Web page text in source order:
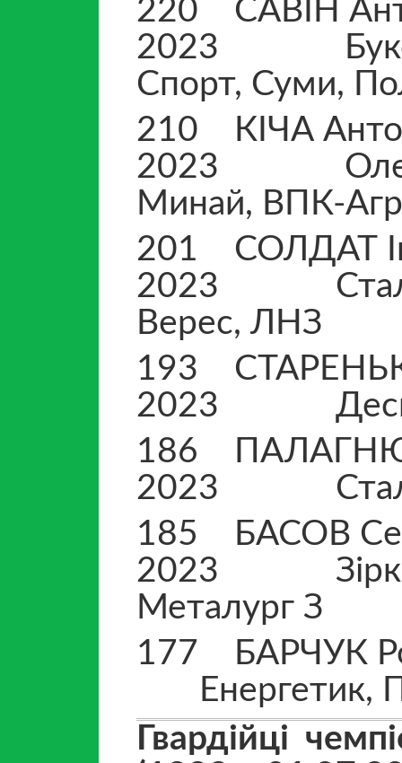
220
2023
Спорт, Суми,
210
2023
Минай, ВПК-
201
2023 Сталь А,
Верес, ЛНЗ
193
2023 Десна,
186
2023 Сталь
185
2023 Зірка,
Металург З
177
Енергетик,
Гвардійці